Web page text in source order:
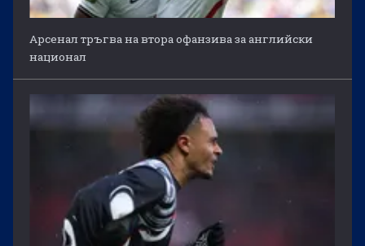
Арсенал тръгва на втора офанзива за английски
национал